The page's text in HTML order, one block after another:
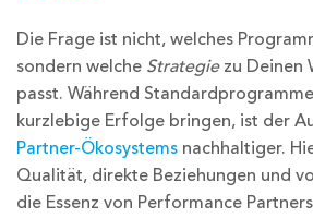
Die Frage ist nicht, welches
sondern welche Strategiezu Deinen
passt. Während
kurzlebige Erfolge bringen, ist der
Partner-Ökosystems nachhaltiger.
Qualität, direkte Beziehungen und
die Essenz von Performance